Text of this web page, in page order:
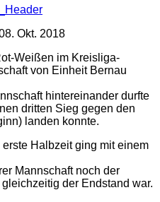
Okt. 2018
Weißen im Kreisliga-
von Einheit Bernau
hintereinander durfte
dritten Sieg gegen den
landen konnte.
Halbzeit ging mit einem
Mannschaft noch der
der Endstand war.